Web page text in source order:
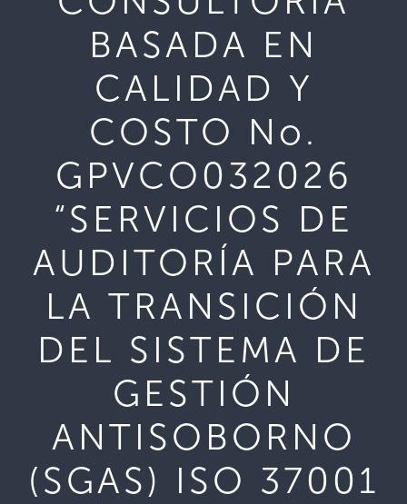
BASADA EN
CALIDAD Y
COSTO No.
GPVCO032026
“SERVICIOS DE
AUDITORÍA PARA
LA TRANSICIÓN
DEL SISTEMA DE
GESTIÓN
ANTISOBORNO
(SGAS) ISO 37001